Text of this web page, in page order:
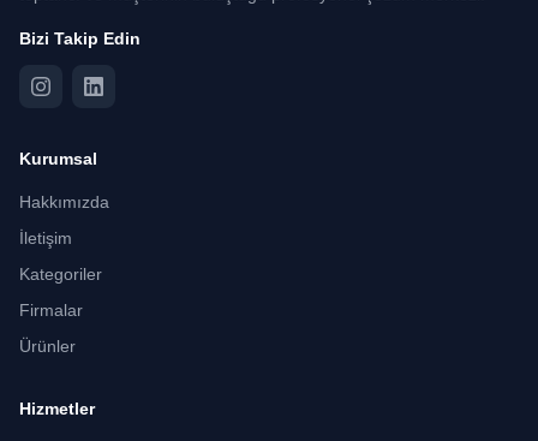
Bizi Takip Edin
Kurumsal
Hakkımızda
İletişim
Kategoriler
Firmalar
Ürünler
Hizmetler